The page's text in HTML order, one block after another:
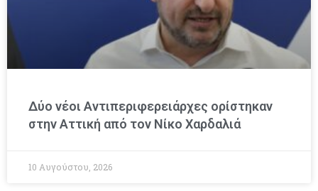
Δύο νέοι Αντιπεριφερειάρχες ορίστηκαν
στην Αττική από τον Νίκο Χαρδαλιά
10 Αυγούστου, 2026